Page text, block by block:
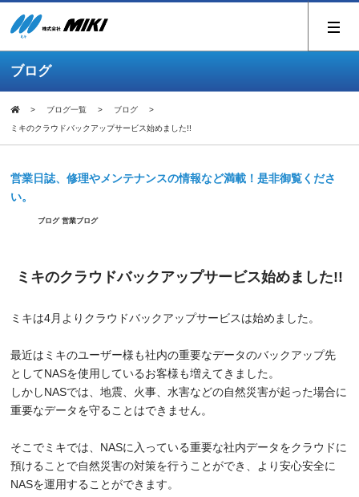
ブログ
ブログ一覧 ブログ
ミキのクラウドバックアップサービス始めました!!
営業日誌、修理やメンテナンスの情報など満載！是非御覧くださ
い。
ブログ 営業ブログ
ミキのクラウドバックアップサービス始めました!!
ミキは4月よりクラウドバックアップサービスは始めました。
最近はミキのユーザー様も社内の重要なデータのバックアップ先
としてNASを使用しているお客様も増えてきました。
しかしNASでは、地震、火事、水害などの自然災害が起った場合に
重要なデータを守ることはできません。
そこでミキでは、NASに入っている重要な社内データをクラウドに
預けることで自然災害の対策を行うことができ、より安心安全に
NASを運用することができます。